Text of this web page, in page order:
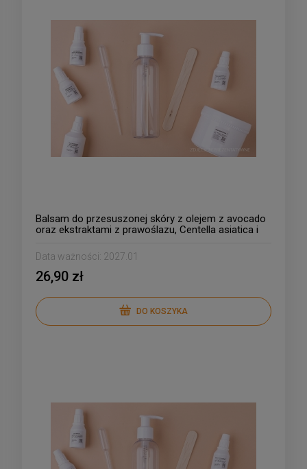
Balsam do przesuszonej skóry z olejem z avocado
oraz ekstraktami z prawoślazu, Centella asiatica i
Data ważności: 2027.01
26,90 zł
DO KOSZYKA